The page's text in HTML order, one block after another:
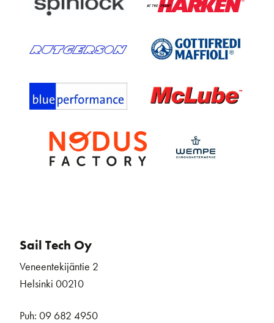
Sail Tech Oy
Veneentekijäntie 2
Helsinki 00210
Puh: 09 682 4950